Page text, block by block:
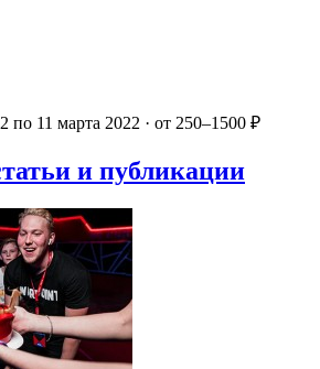
по 11 марта 2022 · от 250–1500 ₽
и публикации